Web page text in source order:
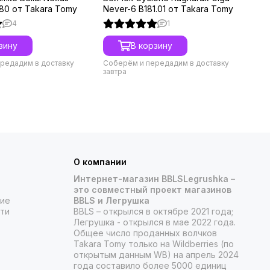
от Takara Tomy
4
в доставку
Never-6 B181.01 от Takara Tomy
1
В корзину
Соберём и передадим в доставку
завтра
О компании
Интернет-магазин BBLSLegrushka –
это совместный проект магазинов
BBLS и Легрушка
BBLS – открылся в октябре 2021 года;
Легрушка - открылся в мае 2022 года.
Общее число проданных волчков
Takara Tomy только на Wildberries (по
открытым данным WB) на апрель 2024
года составило более 5000 единиц